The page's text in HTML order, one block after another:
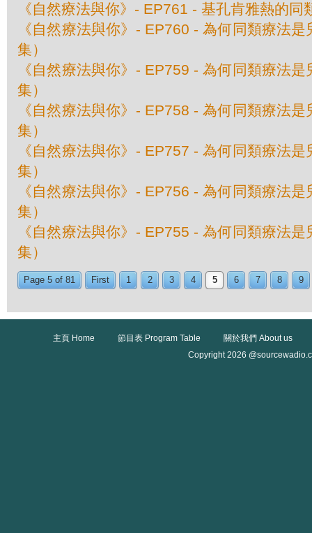
《自然療法與你》- EP761 - 基孔肯雅熱的同
《自然療法與你》- EP760 - 為何同類療法
集）
《自然療法與你》- EP759 - 為何同類療法
集）
《自然療法與你》- EP758 - 為何同類療法
集）
《自然療法與你》- EP757 - 為何同類療法
集）
《自然療法與你》- EP756 - 為何同類療法
集）
《自然療法與你》- EP755 - 為何同類療法
集）
Page 5 of 81 First 1 2 3 4 5 6 7 8 9
主頁 Home 節目表 Program Table
關於我們 About us
Copyright 2026